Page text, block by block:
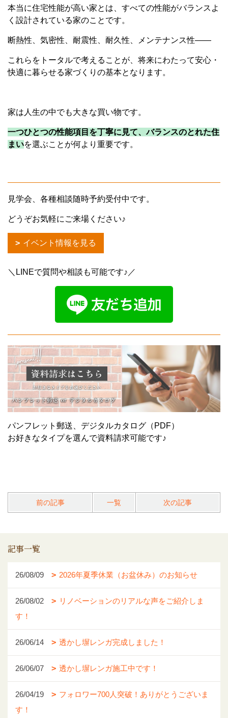
本当に住宅性能が高い家とは、すべての性能がバランスよ
く設計されている家のことです。
断熱性、気密性、耐震性、耐久性、メンテナンス性——
これらをトータルで考えることが、将来にわたって安心・
快適に暮らせる家づくりの基本となります。
家は人生の中でも大きな買い物です。
一つひとつの性能項目を丁寧に見て、バランスのとれた住
まいを選ぶことが何より重要です。
見学会、各種相談随時予約受付中です。
どうぞお気軽にご来場ください♪
イベント情報を見る
＼LINEで質問や相談も可能です♪／
パンフレット郵送、デジタルカタログ（PDF）
お好きなタイプを選んで資料請求可能です♪
前の記事 一覧 次の記事
記事一覧
26/08/09 2026年夏季休業（お盆休み）のお知らせ
26/08/02
リノベーションのリアルな声をご紹介しま
す！
26/06/14 透かし塀レンガ完成しました！
26/06/07 透かし塀レンガ施工中です！
26/04/19
フォロワー700人突破！ありがとうございま
す！